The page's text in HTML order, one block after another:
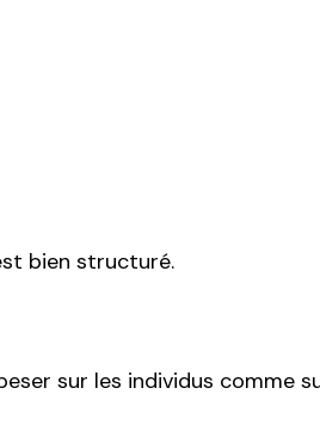
bien structuré.
sur les individus comme